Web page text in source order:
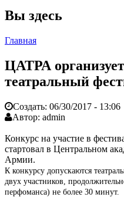
Вы здесь
Главная
ЦАТРА
театральный
Создать: 06/30/2017 - 13:06
Автор: admin
Конкурс на участие в
стартовал в Центральном
Армии.
К конкурсу допускаются
двух участников,
перфоманса) не более 30 минут.